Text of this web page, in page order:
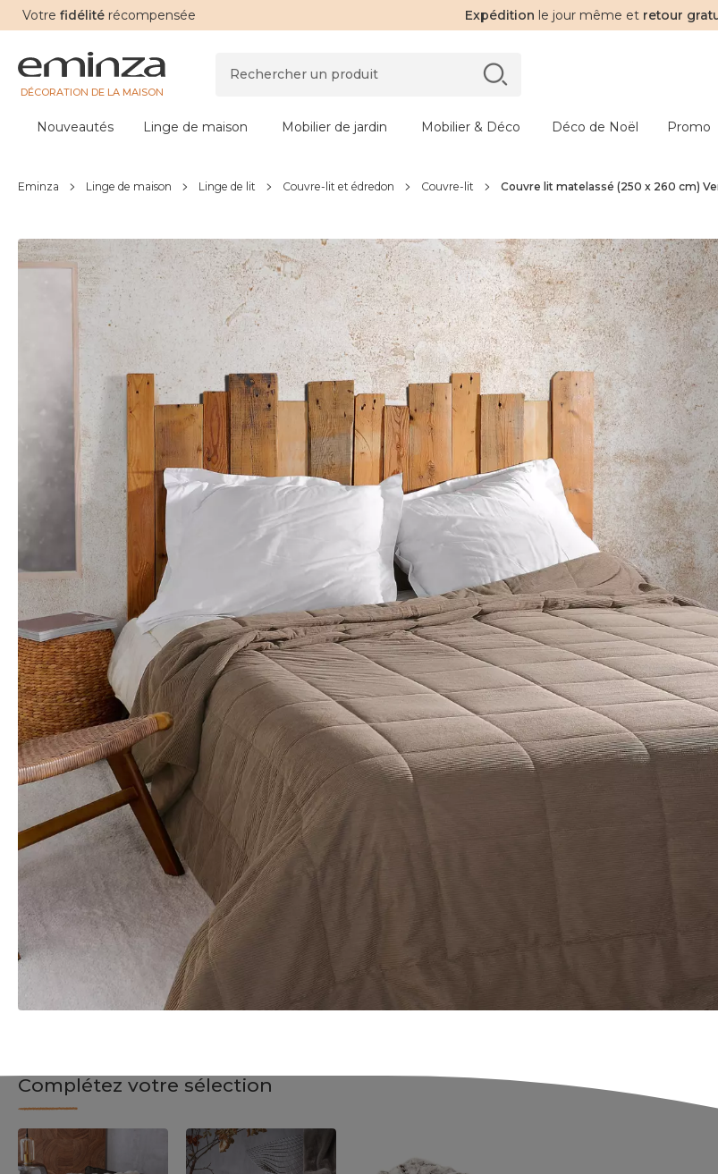
Votre fidélité récompensée Expédition le jour même et retour
DÉCORATION DE LA MAISON
Nouveautés Linge de maison Mobilier de jardin Mobilier & Déco Déco de Noël Promo
Eminza Linge de maison Linge de lit Couvre-lit et édredon Couvre-lit Couvre lit matelassé (250 x 260 cm)
Complétez votre sélection